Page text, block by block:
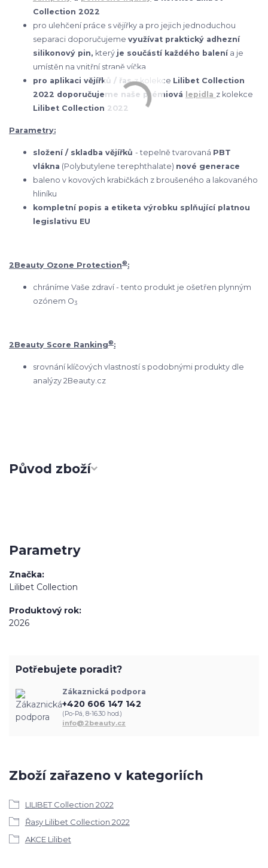
Collection 2022
pro ulehčení práce s vějířky a pro jejich jednoduchou
separaci doporučujeme využívat praktický adhezní
silikonový pin, který je součástí každého balenía je
umístěn na vnitřní straně víčka
pro aplikaci vějířků / řasz kolekce Lilibet Collection
2022 doporučujeme naše prémiová lepidla z kolekce
Lilibet Collection 2022
Parametry:
složení / skladba vějířků - tepelně tvarovaná PBT
vlákna (Polybutylene terephthalate) nové generace
baleno v kovových krabičkách z broušeného a lakovaného
hliníku
kompletní popis a etiketa výrobku splňující platnou
legislativu EU
2Beauty Ozone Protection®:
chráníme Vaše zdraví - tento produkt je ošetřen plynným
ozónem O3
2Beauty Score Ranking®:
srovnání klíčových vlastností s podobnými produkty dle
analýzy 2Beauty.cz
Původ zboží
Parametry
Značka
Lilibet Collection
Produktový rok
2026
Zboží zařazeno v kategoriích
LILIBET Collection 2022
Řasy Lilibet Collection 2022
AKCE Lilibet
Potřebujete poradit?
Zákaznická podpora
+420 606 147 142
(Po-Pá, 8-16.30 hod.)
info@2beauty.cz